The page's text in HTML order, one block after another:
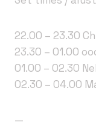
22.00 – 23.30
23.30 – 01.00
01.00 – 02.30
02.30 – 04.00
—